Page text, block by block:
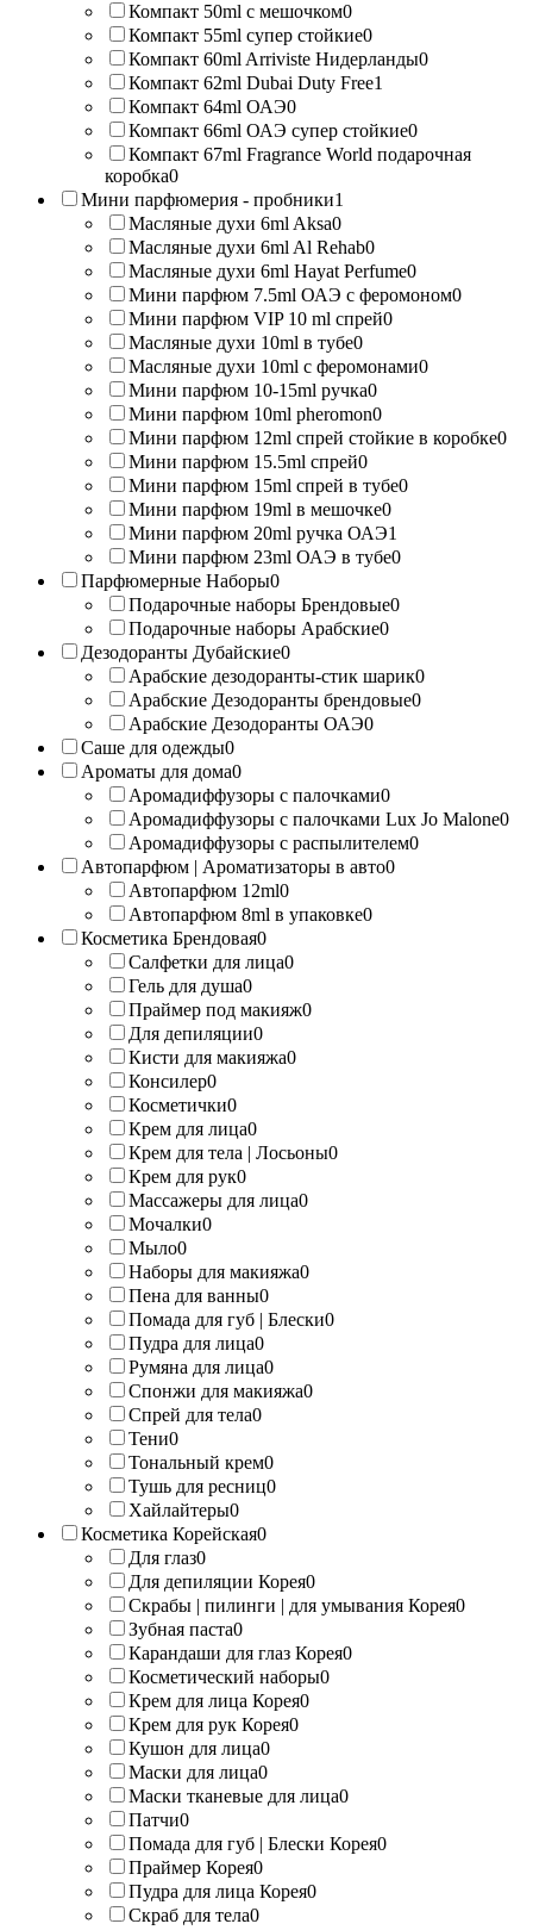
Компакт 50ml с мешочком0
Компакт 55ml супер стойкие0
Компакт 60ml Arriviste Нидерланды0
Компакт 62ml Dubai Duty Free1
Компакт 64ml ОАЭ0
Компакт 66ml ОАЭ супер стойкие0
Компакт 67ml Fragrance World подарочная
коробка0
Мини парфюмерия - пробники1
Масляные духи 6ml Aksa0
Масляные духи 6ml Al Rehab0
Масляные духи 6ml Hayat Perfume0
Мини парфюм 7.5ml ОАЭ с феромоном0
Мини парфюм VIP 10 ml спрей0
Масляные духи 10ml в тубе0
Масляные духи 10ml с феромонами0
Мини парфюм 10-15ml ручка0
Мини парфюм 10ml pheromon0
Мини парфюм 12ml спрей стойкие в коробке0
Мини парфюм 15.5ml спрей0
Мини парфюм 15ml спрей в тубе0
Мини парфюм 19ml в мешочке0
Мини парфюм 20ml ручка ОАЭ1
Мини парфюм 23ml ОАЭ в тубе0
Парфюмерные Наборы0
Подарочные наборы Брендовые0
Подарочные наборы Арабские0
Дезодоранты Дубайские0
Арабские дезодоранты-стик шарик0
Арабские Дезодоранты брендовые0
Арабские Дезодоранты ОАЭ0
Саше для одежды0
Ароматы для дома0
Аромадиффузоры с палочками0
Аромадиффузоры с палочками Lux Jo Malone0
Аромадиффузоры с распылителем0
Автопарфюм | Ароматизаторы в авто0
Автопарфюм 12ml0
Автопарфюм 8ml в упаковке0
Косметика Брендовая0
Салфетки для лица0
Гель для душа0
Праймер под макияж0
Для депиляции0
Кисти для макияжа0
Консилер0
Косметички0
Крем для лица0
Крем для тела | Лосьоны0
Крем для рук0
Массажеры для лица0
Мочалки0
Мыло0
Наборы для макияжа0
Пена для ванны0
Помада для губ | Блески0
Пудра для лица0
Румяна для лица0
Спонжи для макияжа0
Спрей для тела0
Тени0
Тональный крем0
Тушь для ресниц0
Хайлайтеры0
Косметика Корейская0
Для глаз0
Для депиляции Корея0
Скрабы | пилинги | для умывания Корея0
Зубная паста0
Карандаши для глаз Корея0
Косметический наборы0
Крем для лица Корея0
Крем для рук Корея0
Кушон для лица0
Маски для лица0
Маски тканевые для лица0
Патчи0
Помада для губ | Блески Корея0
Праймер Корея0
Пудра для лица Корея0
Скраб для тела0